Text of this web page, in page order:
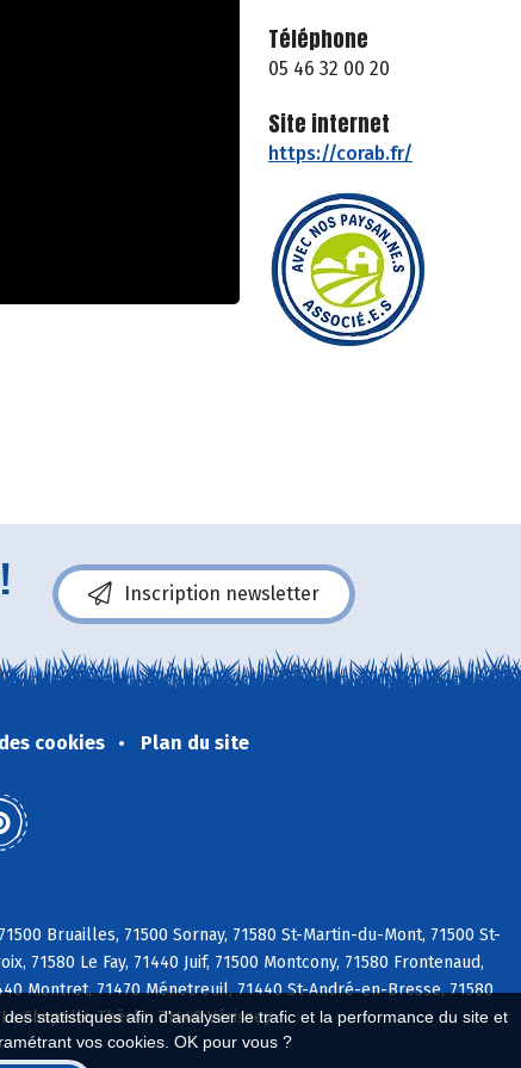
statistiques afin d'analyser le trafic et la performance du site et
vos cookies. OK pour vous ?
Téléphone
05 46 32 00 20
Site internet
https://corab.fr/
Inscription newsletter
cookies Plan du site
Bruailles, 71500 Sornay, 71580 St-Martin-du-Mont, 71500 St-
71580 Le Fay, 71440 Juif, 71500 Montcony, 71580 Frontenaud,
Montret, 71470 Ménetreuil, 71440 St-André-en-Bresse, 71580
Chapelle-Thècle, 71440 Vérissey